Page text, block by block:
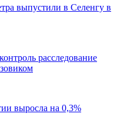
выпустили в Селенгу в
расследование
выросла на 0,3%